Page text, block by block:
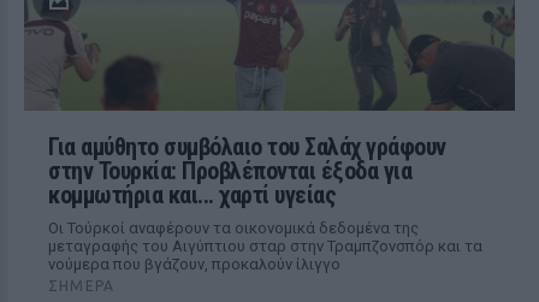
Για αμύθητο συμβόλαιο του Σαλάχ γράφουν
στην Τουρκία: Προβλέπονται έξοδα για
κομμωτήρια και... χαρτί υγείας
Οι Τούρκοί αναφέρουν τα οικονομικά δεδομένα της
μεταγραφής του Αιγύπτιου σταρ στην Τραμπζονσπόρ και τα
νούμερα που βγάζουν, προκαλούν ίλιγγο
ΣΉΜΕΡΑ